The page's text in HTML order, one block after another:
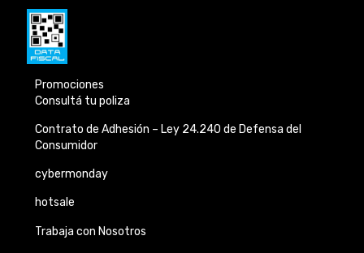
Promociones
Consultá tu poliza
Contrato de Adhesión – Ley 24.240 de Defensa del
Consumidor
cybermonday
hotsale
Trabaja con Nosotros